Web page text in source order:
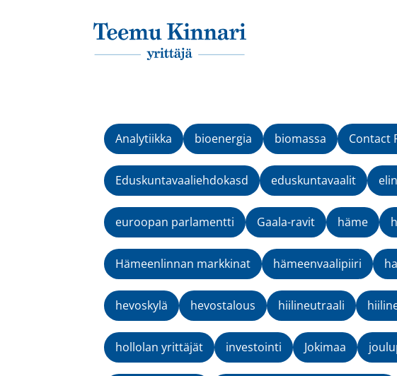
Päävalikko
Analytiikka bioenergia biomassa Contact
Eduskuntavaaliehdokasd eduskuntavaalit
euroopan parlamentti Gaala-ravit häme
Hämeenlinnan markkinat hämeenvaalipiiri
hevoskylä hevostalous hiilineutraali
hollolan yrittäjät investointi Jokimaa